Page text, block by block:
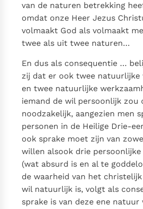
van de naturen betrekking
omdat onze Heer Jezus
volmaakt God als volmaakt
twee als uit twee naturen…
En dus als consequentie …
zij dat er ook twee natuurlijke
en twee natuurlijke
iemand de wil persoonlijk zou
noodzakelijk, aangezien men
personen in de Heilige Drie-
ook sprake moet zijn van
willen alsook drie persoonlijke
(wat absurd is en al te
de waarheid van het
wil natuurlijk is, volgt als
sprake is van deze ene natuur